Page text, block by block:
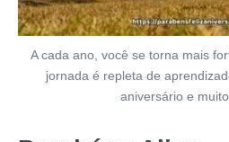
A cada ano, você se torna mais
jornada é repleta de
aniversário e